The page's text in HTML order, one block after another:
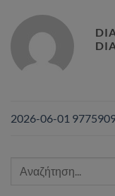
2026-06-01
Αναζήτηση